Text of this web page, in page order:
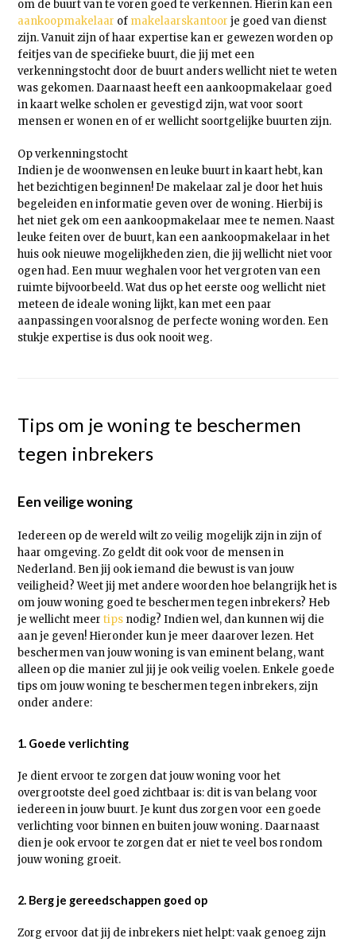
om de buurt van te voren goed te verkennen. Hierin kan een
aankoopmakelaar of makelaarskantoor je goed van dienst
zijn. Vanuit zijn of haar expertise kan er gewezen worden op
feitjes van de specifieke buurt, die jij met een
verkenningstocht door de buurt anders wellicht niet te weten
was gekomen. Daarnaast heeft een aankoopmakelaar goed
in kaart welke scholen er gevestigd zijn, wat voor soort
mensen er wonen en of er wellicht soortgelijke buurten zijn.
Op verkenningstocht
Indien je de woonwensen en leuke buurt in kaart hebt, kan
het bezichtigen beginnen! De makelaar zal je door het huis
begeleiden en informatie geven over de woning. Hierbij is
het niet gek om een aankoopmakelaar mee te nemen. Naast
leuke feiten over de buurt, kan een aankoopmakelaar in het
huis ook nieuwe mogelijkheden zien, die jij wellicht niet voor
ogen had. Een muur weghalen voor het vergroten van een
ruimte bijvoorbeeld. Wat dus op het eerste oog wellicht niet
meteen de ideale woning lijkt, kan met een paar
aanpassingen vooralsnog de perfecte woning worden. Een
stukje expertise is dus ook nooit weg.
Tips om je woning te beschermen
tegen inbrekers
Een veilige woning
Iedereen op de wereld wilt zo veilig mogelijk zijn in zijn of
haar omgeving. Zo geldt dit ook voor de mensen in
Nederland. Ben jij ook iemand die bewust is van jouw
veiligheid? Weet jij met andere woorden hoe belangrijk het is
om jouw woning goed te beschermen tegen inbrekers? Heb
je wellicht meertips nodig? Indien wel, dan kunnen wij die
aan je geven! Hieronder kun je meer daarover lezen. Het
beschermen van jouw woning is van eminent belang, want
alleen op die manier zul jij je ook veilig voelen. Enkele goede
tips om jouw woning te beschermen tegen inbrekers, zijn
onder andere:
1. Goede verlichting
Je dient ervoor te zorgen dat jouw woning voor het
overgrootste deel goed zichtbaar is: dit is van belang voor
iedereen in jouw buurt. Je kunt dus zorgen voor een goede
verlichting voor binnen en buiten jouw woning. Daarnaast
dien je ook ervoor te zorgen dat er niet te veel bos rondom
jouw woning groeit.
2. Berg je gereedschappen goed op
Zorg ervoor dat jij de inbrekers niet helpt: vaak genoeg zijn